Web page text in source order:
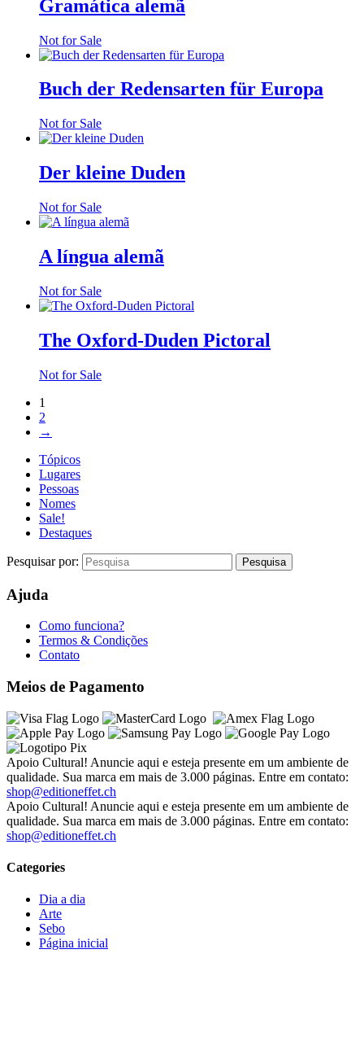
Gramática alemã
Not for Sale
Buch der Redensarten für Europa
Not for Sale
Der kleine Duden
Not for Sale
A língua alemã
Not for Sale
The Oxford-Duden Pictoral
Not for Sale
1
2
→
Tópicos
Lugares
Pessoas
Nomes
Sale!
Destaques
Pesquisar por:
Ajuda
Como funciona?
Termos & Condições
Contato
Meios de Pagamento
Apoio Cultural! Anuncie aqui e esteja presente em um ambiente de
qualidade. Sua marca em mais de 3.000 páginas. Entre em contato:
shop@editioneffet.ch
Apoio Cultural! Anuncie aqui e esteja presente em um ambiente de
qualidade. Sua marca em mais de 3.000 páginas. Entre em contato:
shop@editioneffet.ch
Categories
Dia a dia
Arte
Sebo
Página inicial